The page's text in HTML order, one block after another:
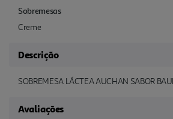
Sobremesas
Creme
Descrição
SOBREMESA LÁCTEA AUCHAN SABOR
Avaliações